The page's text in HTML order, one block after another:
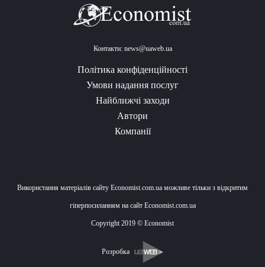
Контакти: news@uaweb.ua
Політика конфіденційності
Умови надання послуг
Найближчі заходи
Автори
Компанії
Використання матеріалів сайту Economist.com.ua можливе тільки з відкритим
гіперпосиланням на сайт Economist.com.ua
Copyright 2019 © Economist
Розробка